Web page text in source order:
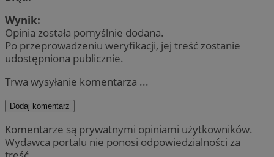
Wynik:
Opinia została pomyślnie dodana.
Po przeprowadzeniu weryfikacji, jej treść zostanie
udostępniona publicznie.
Trwa wysyłanie komentarza ...
Dodaj komentarz
Komentarze są prywatnymi opiniami użytkowników.
Wydawca portalu nie ponosi odpowiedzialności za